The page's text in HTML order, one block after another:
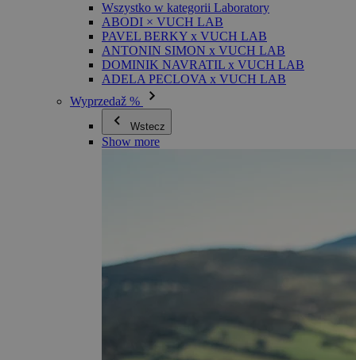
Wszystko w kategorii Laboratory
ABODI × VUCH LAB
PAVEL BERKY x VUCH LAB
ANTONIN SIMON x VUCH LAB
DOMINIK NAVRATIL x VUCH LAB
ADELA PECLOVA x VUCH LAB
Wyprzedaž %
Wstecz
Show more